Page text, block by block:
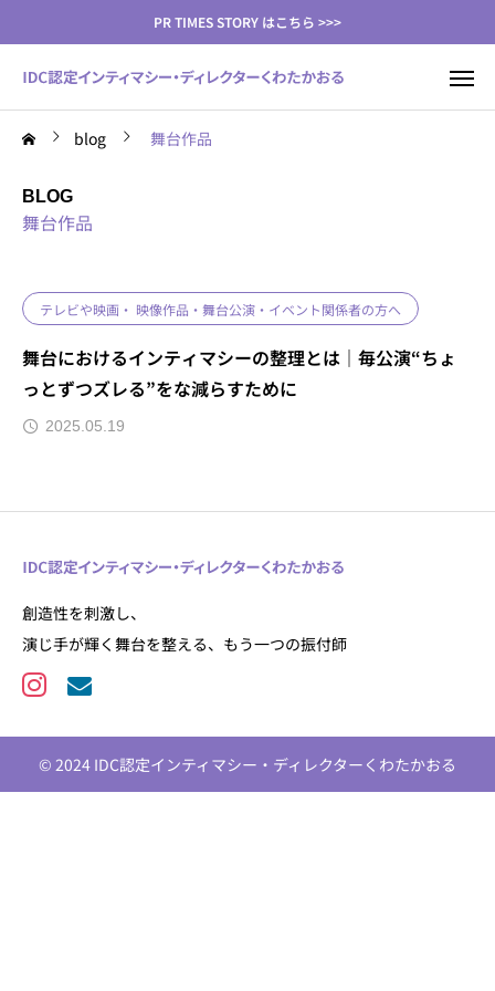
PR TIMES STORY はこちら >>>
blog 舞台作品
BLOG
舞台作品
テレビや映画・ 映像作品・舞台公演・イベント関係者の方へ
舞台におけるインティマシーの整理とは｜毎公演“ちょ
っとずつズレる”をな減らすために
2025.05.19
創造性を刺激し、
演じ手が輝く舞台を整える、もう一つの振付師
© 2024 IDC認定インティマシー・ディレクターくわたかおる